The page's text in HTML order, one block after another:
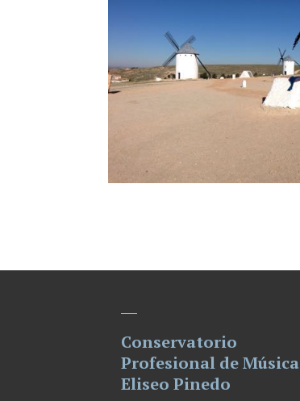
Conservatorio
Profesional de Música
Eliseo Pinedo